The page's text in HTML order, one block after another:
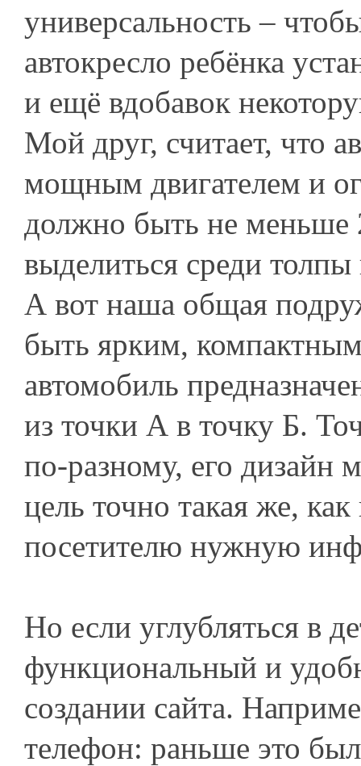
универсальность –
автокресло ребёнка
и ещё вдобавок
Мой друг, считает, что
мощным двигателем и
должно быть не меньше
выделиться среди
А вот наша общая
быть ярким,
автомобиль
из точки А в точку Б.
по-разному, его дизайн
цель точно такая же,
посетителю нужную
Но если углубляться в
функциональный и
создании сайта.
телефон: раньше это